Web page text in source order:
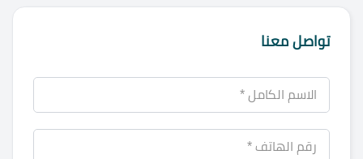
تواصل معنا